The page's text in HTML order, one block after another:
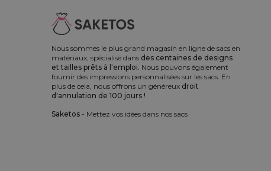
Nous sommes le plus grand magasin en ligne de sacs en
matériaux, spécialisé dans des centaines de designs
et tailles prêts à l'emploi. Nous pouvons également
fournir des impressions personnalisées sur les sacs. En
plus de cela, nous offrons un généreux droit
d'annulation de 100 jours !
Saketos - Mettez vos idées dans nos sacs